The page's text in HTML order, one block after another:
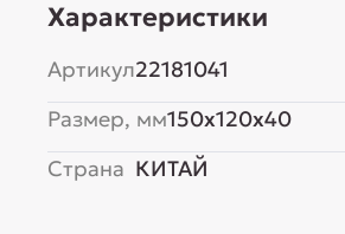
Характеристики
Артикул22181041
Размер, мм150x120x40
Страна КИТАЙ